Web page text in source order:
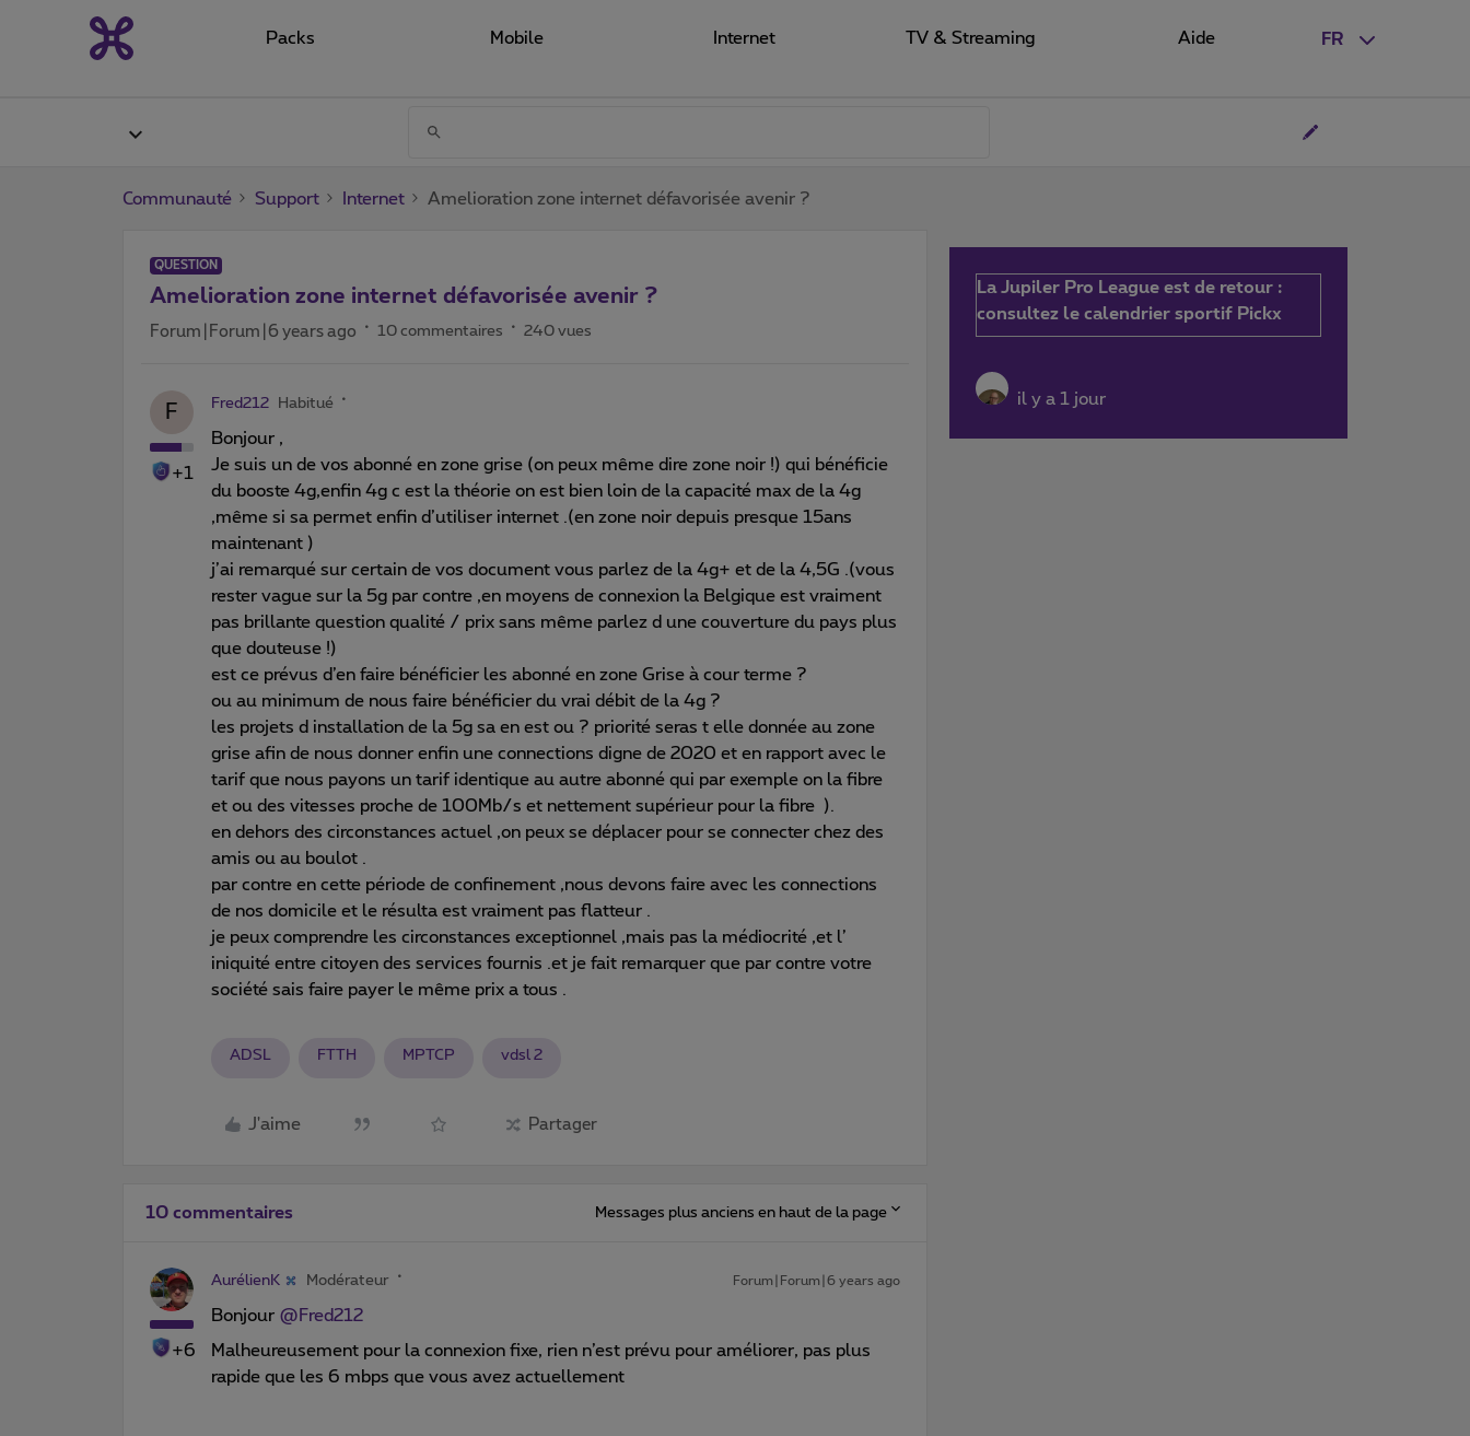
FR
Packs Mobile Internet TV & Streaming Aide
Communauté Support Internet Amelioration zone internet défavorisée avenir ?
QUESTION
Amelioration zone internet défavorisée avenir ?
Forum|Forum|6 years ago 10 commentaires 240 vues
F
+1
Fred212 Habitué
Bonjour ,
Je suis un de vos abonné en zone grise (on peux même dire zone noir !) qui bénéficie
du booste 4g,enfin 4g c est la théorie on est bien loin de la capacité max de la 4g
,même si sa permet enfin d’utiliser internet .(en zone noir depuis presque 15ans
maintenant )
j’ai remarqué sur certain de vos document vous parlez de la 4g+ et de la 4,5G .(vous
rester vague sur la 5g par contre ,en moyens de connexion la Belgique est vraiment
pas brillante question qualité / prix sans même parlez d une couverture du pays plus
que douteuse !)
est ce prévus d’en faire bénéficier les abonné en zone Grise à cour terme ?
ou au minimum de nous faire bénéficier du vrai débit de la 4g ?
les projets d installation de la 5g sa en est ou ? priorité seras t elle donnée au zone
grise afin de nous donner enfin une connections digne de 2020 et en rapport avec le
tarif que nous payons un tarif identique au autre abonné qui par exemple on la fibre
et ou des vitesses proche de 100Mb/s et nettement supérieur pour la fibre ).
en dehors des circonstances actuel ,on peux se déplacer pour se connecter chez des
amis ou au boulot .
par contre en cette période de confinement ,nous devons faire avec les connections
de nos domicile et le résulta est vraiment pas flatteur .
je peux comprendre les circonstances exceptionnel ,mais pas la médiocrité ,et l’
iniquité entre citoyen des services fournis .et je fait remarquer que par contre votre
société sais faire payer le même prix a tous .
ADSL FTTH MPTCP vdsl 2
J'aime Partager
10 commentaires Messages plus anciens en haut de la page
+6
AurélienK Modérateur Forum|Forum|6 years ago
Bonjour @Fred212
Malheureusement pour la connexion fixe, rien n’est prévu pour améliorer, pas plus
rapide que les 6 mbps que vous avez actuellement
La Jupiler Pro League est de retour :
consultez le calendrier sportif Pickx
il y a 1 jour